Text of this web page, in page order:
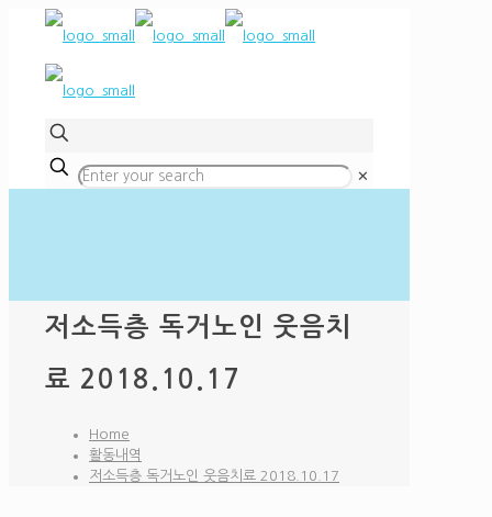
✕
저소득층 독거노인 웃음치
료 2018.10.17
Home
활동내역
저소득층 독거노인 웃음치료 2018.10.17